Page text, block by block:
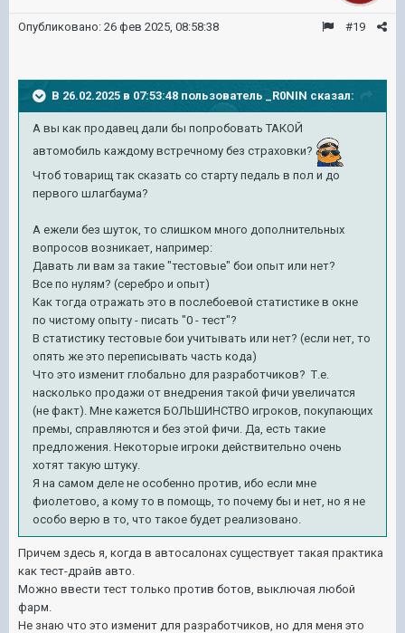
#19
Опубликовано: 26 фев 2025, 08:58:38
В 26.02.2025 в 07:53:48 пользователь _R0NIN сказал:
А вы как продавец дали бы попробовать ТАКОЙ
автомобиль каждому встречному без страховки?
Чтоб товарищ так сказать со старту педаль в пол и до
первого шлагбаума?
А ежели без шуток, то слишком много дополнительных
вопросов возникает, например:
Давать ли вам за такие "тестовые" бои опыт или нет?
Все по нулям? (серебро и опыт)
Как тогда отражать это в послебоевой статистике в окне
по чистому опыту - писать "0 - тест"?
В статистику тестовые бои учитывать или нет? (если нет, то
опять же это переписывать часть кода)
Что это изменит глобально для разработчиков? Т.е.
насколько продажи от внедрения такой фичи увеличатся
(не факт). Мне кажется БОЛЬШИНСТВО игроков, покупающих
премы, справляются и без этой фичи. Да, есть такие
предложения. Некоторые игроки действительно очень
хотят такую штуку.
Я на самом деле не особенно против, ибо если мне
фиолетово, а кому то в помощь, то почему бы и нет, но я не
особо верю в то, что такое будет реализовано.
Причем здесь я, когда в автосалонах существует такая практика
как тест-драйв авто.
Можно ввести тест только против ботов, выключая любой
фарм.
Не знаю что это изменит для разработчиков, но для меня это